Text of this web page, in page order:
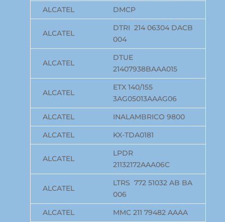
ALCATEL
DMCP
ALCATEL
DTRI 214 06304 DACB
004
ALCATEL
DTUE
21407938BAAA015
ALCATEL
ETX 140/155
3AG05013AAAG06
ALCATEL
INALAMBRICO 9800
ALCATEL
KX-TDA0181
ALCATEL
LPDR
21132172AAA06C
ALCATEL
LTRS 772 51032 AB BA
006
ALCATEL
MMC 211 79482 AAAA